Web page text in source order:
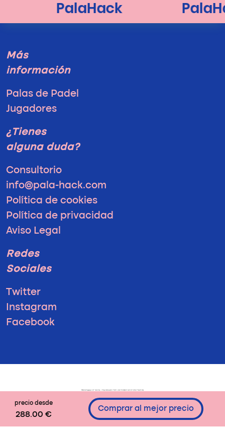
precio desde
288.00 €
Comprar al mejor precio
Más
información
Palas de Padel
Jugadores
¿Tienes
alguna duda?
Consultorio
info@pala-hack.com
Política de cookies
Política de privacidad
Aviso Legal
Redes
Sociales
Twitter
Instagram
Facebook